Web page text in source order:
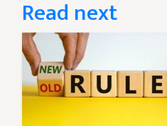
Read next